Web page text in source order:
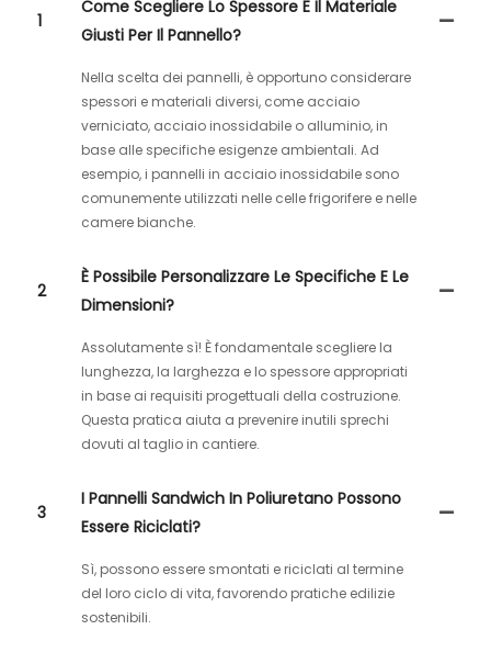
1
Come Scegliere Lo Spessore E Il Materiale
Giusti Per Il Pannello?
Nella scelta dei pannelli, è opportuno considerare
spessori e materiali diversi, come acciaio
verniciato, acciaio inossidabile o alluminio, in
base alle specifiche esigenze ambientali. Ad
esempio, i pannelli in acciaio inossidabile sono
comunemente utilizzati nelle celle frigorifere e nelle
camere bianche.
2
È Possibile Personalizzare Le Specifiche E Le
Dimensioni?
Assolutamente sì! È fondamentale scegliere la
lunghezza, la larghezza e lo spessore appropriati
in base ai requisiti progettuali della costruzione.
Questa pratica aiuta a prevenire inutili sprechi
dovuti al taglio in cantiere.
3
I Pannelli Sandwich In Poliuretano Possono
Essere Riciclati?
Sì, possono essere smontati e riciclati al termine
del loro ciclo di vita, favorendo pratiche edilizie
sostenibili.